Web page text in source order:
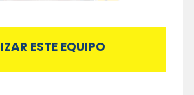
ESTE EQUIPO